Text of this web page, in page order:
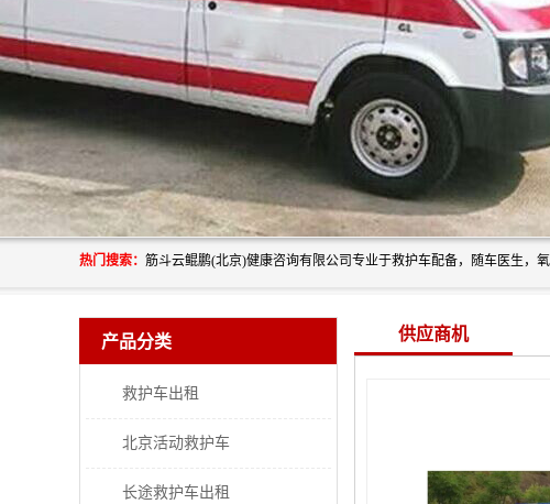
热门搜索：
产品分类
救护车出租
北京活动救护车
长途救护车出租
供应商机